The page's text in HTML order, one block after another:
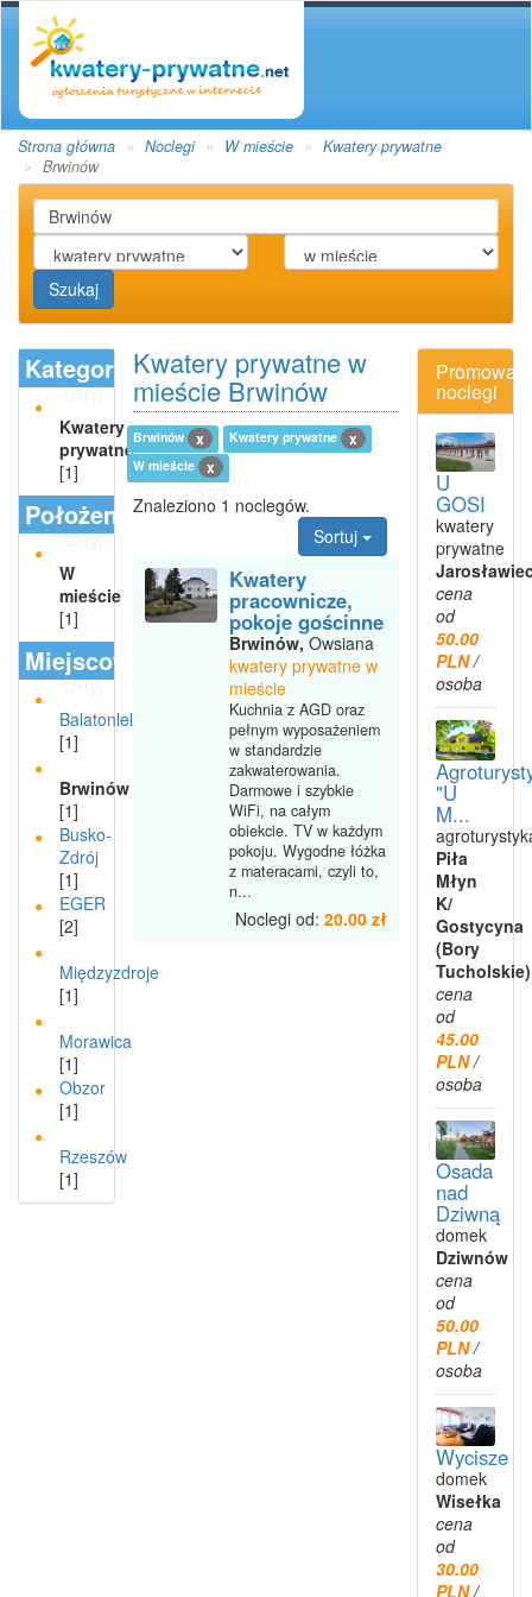
Strona główna Noclegi W mieście
Kwatery prywatne
Brwinów
Szukaj
Kategoria
Ukryj
Kwatery
prywatne
[1]
Położenie
Ukryj
W
mieście
[1]
Miejscowości
Ukryj
Balatonlelle
[1]
Brwinów
[1]
Busko-
Zdrój
[1]
EGER
[2]
Międzyzdroje
[1]
Morawica
[1]
Obzor
[1]
Rzeszów
[1]
Kwatery prywatne w
mieście Brwinów
Brwinów x Kwatery prywatne x
W mieście x
Znaleziono 1 noclegów.
Sortuj
Kwatery
pracownicze,
pokoje gościnne
Brwinów,Owsiana
kwatery prywatne w
mieście
Kuchnia z AGD oraz
pełnym wyposażeniem
w standardzie
zakwaterowania.
Darmowe i szybkie
WiFi, na całym
obiekcie. TV w każdym
pokoju. Wygodne łóżka
z materacami, czyli to,
n...
Noclegi od: 20.00 zł
noclegi
U
GOSI
kwatery
prywatne
cena
od
50.00
PLN/
osoba
"U
M...
Piła
Młyn
K/
Gostycyna
(Bory
Tucholskie)
cena
od
45.00
PLN/
osoba
Osada
nad
Dziwną
domek
Dziwnów
cena
od
50.00
PLN/
osoba
Wycisze
domek
Wisełka
cena
od
30.00
PLN/